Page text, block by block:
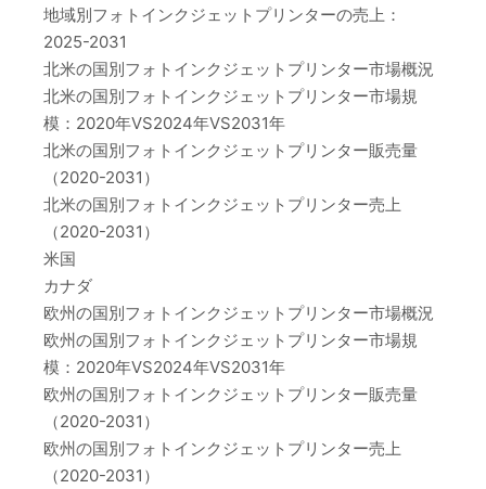
地域別フォトインクジェットプリンターの売上：
2025-2031
北米の国別フォトインクジェットプリンター市場概況
北米の国別フォトインクジェットプリンター市場規
模：2020年VS2024年VS2031年
北米の国別フォトインクジェットプリンター販売量
（2020-2031）
北米の国別フォトインクジェットプリンター売上
（2020-2031）
米国
カナダ
欧州の国別フォトインクジェットプリンター市場概況
欧州の国別フォトインクジェットプリンター市場規
模：2020年VS2024年VS2031年
欧州の国別フォトインクジェットプリンター販売量
（2020-2031）
欧州の国別フォトインクジェットプリンター売上
（2020-2031）